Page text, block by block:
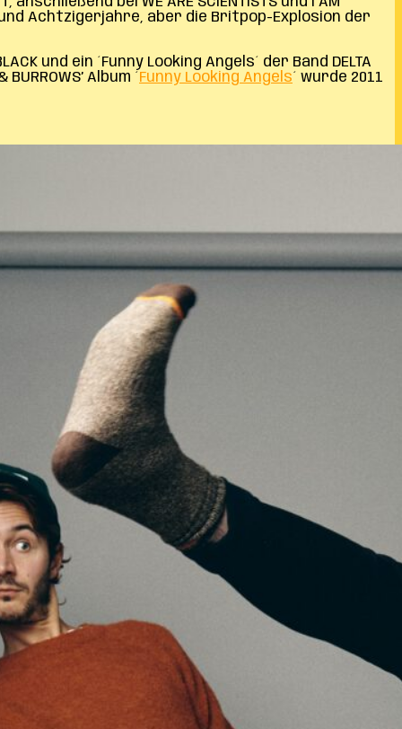
und Achtzigerjahre, aber die Britpop-Explosion der
und ein ´Funny Looking Angels´ der Band DELTA
Album ´ Funny Looking Angels´ wurde 2011